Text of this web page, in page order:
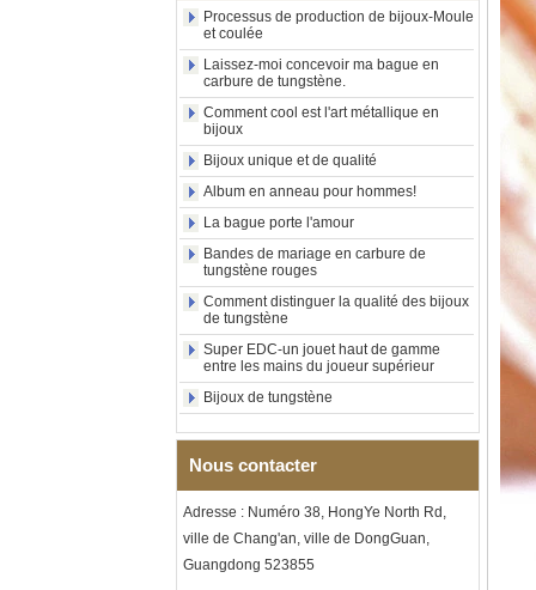
hommes, gravure laser
intérieure personnalisée,
approvisionnement en vrac
OEM ODM, vente en gros
d'usin
Bague en carbure de
carrée polie noire,
incrustation en bois avec
motif croisé en coquille
d'ormeau, bague de
hommes, gravure intérieure
personnalisée,
approvisionnement en vrac
OEM ODM, vente en
Bague en carbure de
tungstène plaqué or rose de
8 mm, corde de guitare rouge
et incrustation d'opale
écrasée, alliance pour
hommes sur le thème de la
musique, gravure laser
intérieure personnalisée,
approvisionnement en vrac
OEM ODM, vente en gros d'
Bracelet à maillons I en acier
inoxydable 304 en
Processus de production de bijoux-Moule
et coulée
Laissez-moi concevoir ma bague en
carbure de tungstène.
Comment cool est l'art métallique en
bijoux
Bijoux unique et de qualité
Album en anneau pour hommes!
La bague porte l'amour
Bandes de mariage en carbure de
tungstène rouges
Comment distinguer la qualité des bijoux
de tungstène
Super EDC-un jouet haut de gamme
entre les mains du joueur supérieur
Bijoux de tungstène
Nous contacter
Adresse : Numéro 38, HongYe North Rd,
ville de Chang'an, ville de DongGuan,
Guangdong 523855